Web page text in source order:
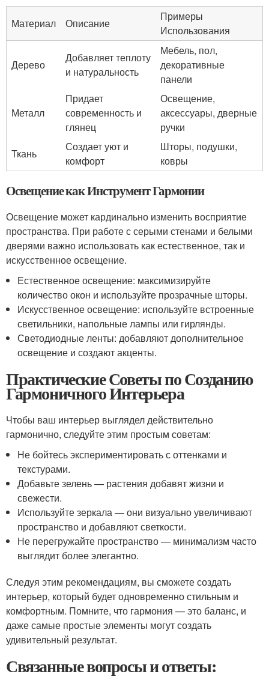
Материал Описание
Примеры
Использования
Дерево
Добавляет теплоту
и натуральность
Мебель, пол,
декоративные
панели
Металл
Придает
современность и
глянец
Освещение,
аксессуары, дверные
ручки
Ткань
Создает уют и
комфорт
Шторы, подушки,
ковры
Освещение как Инструмент Гармонии
Освещение может кардинально изменить восприятие
пространства. При работе с серыми стенами и белыми
дверями важно использовать как естественное, так и
искусственное освещение.
Естественное освещение: максимизируйте
количество окон и используйте прозрачные шторы.
Искусственное освещение: используйте встроенные
светильники, напольные лампы или гирлянды.
Светодиодные ленты: добавляют дополнительное
освещение и создают акценты.
Практические Советы по Созданию
Гармоничного Интерьера
Чтобы ваш интерьер выглядел действительно
гармонично, следуйте этим простым советам:
Не бойтесь экспериментировать с оттенками и
текстурами.
Добавьте зелень — растения добавят жизни и
свежести.
Используйте зеркала — они визуально увеличивают
пространство и добавляют светкости.
Не перегружайте пространство — минимализм часто
выглядит более элегантно.
Следуя этим рекомендациям, вы сможете создать
интерьер, который будет одновременно стильным и
комфортным. Помните, что гармония — это баланс, и
даже самые простые элементы могут создать
удивительный результат.
Связанные вопросы и ответы: